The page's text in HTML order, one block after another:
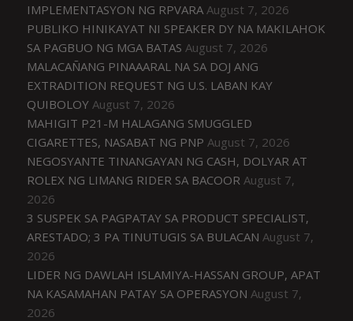
IMPLEMENTASYON NG RPVARA August 7, 2026
PUBLIKO HINIKAYAT NI SPEAKER DY NA MAKILAHOK
SA PAGBUO NG MGA BATAS August 7, 2026
MALACAÑANG PINAAARAL NA SA DOJ ANG
EXTRADITION REQUEST NG U.S. LABAN KAY
QUIBOLOY August 7, 2026
MAHIGIT P21-M HALAGANG SMUGGLED
CIGARETTES, NASABAT NG PNP August 7, 2026
NEGOSYANTE TINANGAYAN NG CASH, DOLYAR AT
ROLEX NG LIMANG RIDER SA BACOOR August 7,
2026
3 SUSPEK SA PAGPATAY SA PRODUCT SPECIALIST,
ARESTADO; 3 PA TINUTUGIS SA BULACAN August 7,
2026
LIDER NG DAWLAH ISLAMIYA-HASSAN GROUP, APAT
NA KASAMAHAN PATAY SA OPERASYON August 7,
2026